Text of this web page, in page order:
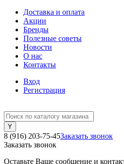
Доставка и оплата
Акции
Бренды
Полезные советы
Новости
О нас
Контакты
Вход
Регистрация
8 (916) 203-75-45Заказать звонок
Заказать звонок
Оставьте Ваше сообщение и